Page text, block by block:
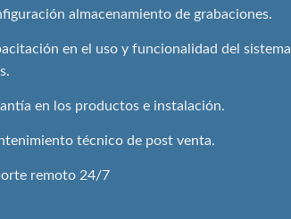
almacenamiento de grabaciones.
en el uso y funcionalidad del
en los productos e instalación.
técnico de post venta.
remoto 24/7